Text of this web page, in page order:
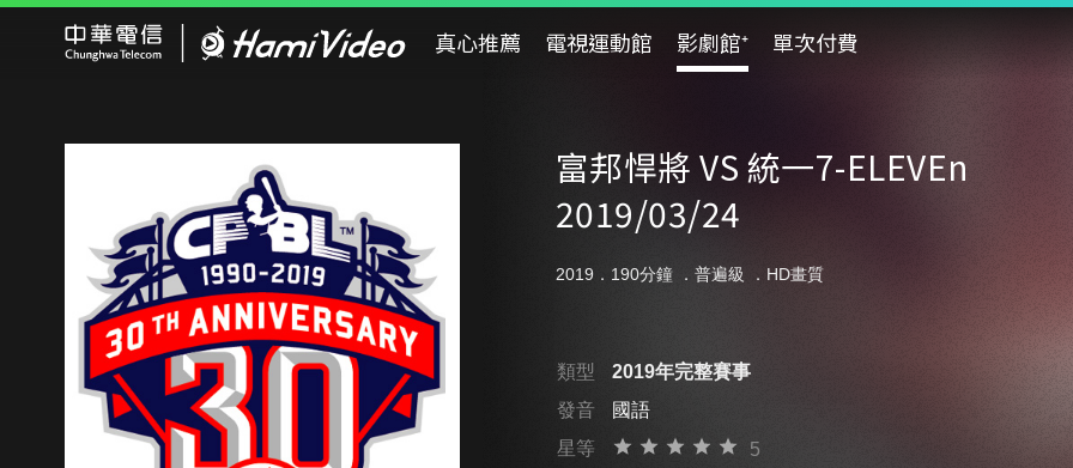
真心推薦 電視運動館 影劇館⁺ 單次付費
富邦悍將 VS 統一7-ELEVEn
2019/03/24
2019．190分鐘 ． 普遍級 ．HD畫質
類型
2019年完整賽事
發音
國語
星等
5